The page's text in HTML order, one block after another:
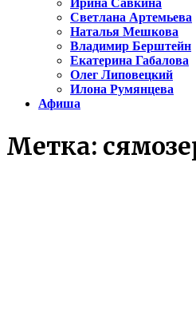
Ирина Савкина
Светлана Артемьева
Наталья Мешкова
Владимир Берштейн
Екатерина Габалова
Олег Липовецкий
Илона Румянцева
Афиша
Метка: